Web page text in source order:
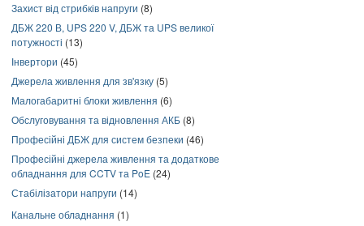
Захист від стрибків напруги (8)
ДБЖ 220 В, UPS 220 V, ДБЖ та UPS великої
потужності (13)
Інвертори (45)
Джерела живлення для зв'язку (5)
Малогабаритні блоки живлення (6)
Обслуговування та відновлення АКБ (8)
Професійні ДБЖ для систем безпеки (46)
Професійні джерела живлення та додаткове
обладнання для CCTV та PoE (24)
Стабілізатори напруги (14)
Канальне обладнання (1)